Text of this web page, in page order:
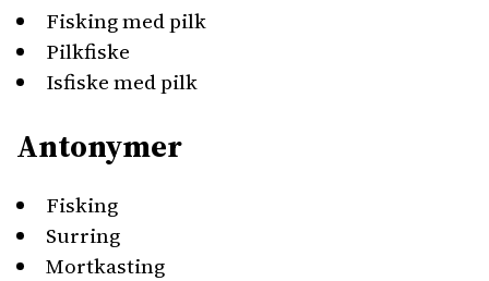
Fisking med pilk
Pilkfiske
Isfiske med pilk
Antonymer
Fisking
Surring
Mortkasting